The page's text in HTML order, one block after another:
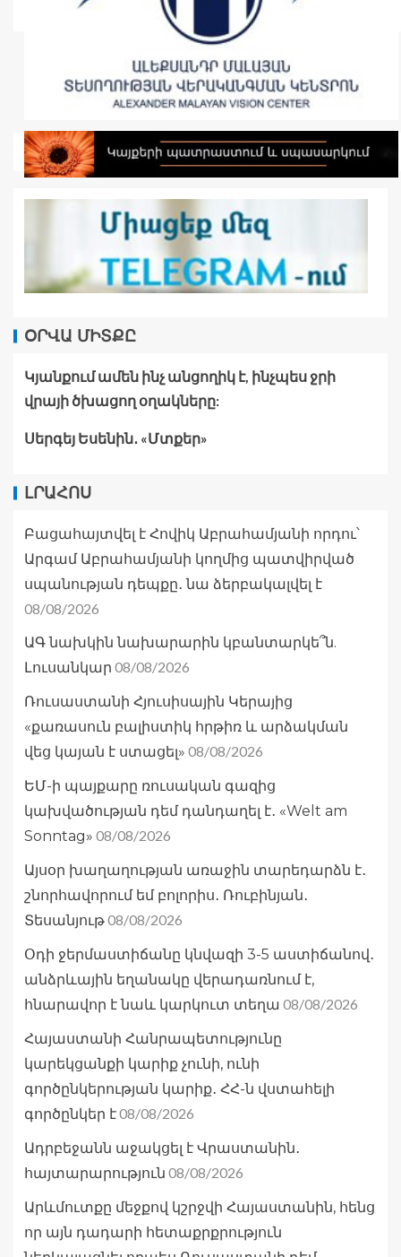
ՕՐՎԱ ՄԻՏՔԸ
Կյանքում ամեն ինչ անցողիկ է, ինչպես ջրի
վրայի ծխացող օղակները:
Սերգեյ Եսենին․ «Մտքեր»
ԼՐԱՀՈՍ
Բացահայտվել է Հովիկ Աբրահամյանի որդու՝
Արգամ Աբրահամյանի կողմից պատվիրված
սպանության դեպքը․ նա ձերբակալվել է
08/08/2026
ԱԳ նախկին նախարարին կբանտարկե՞ն.
Լուսանկար 08/08/2026
Ռուսաստանի Հյուսիսային Կերայից
«քառասուն բալիստիկ հրթիռ և արձակման
վեց կայան է ստացել» 08/08/2026
ԵՄ-ի պայքարը ռուսական գազից
կախվածության դեմ դանդաղել է․ «Welt am
Sonntag» 08/08/2026
Այսօր խաղաղության առաջին տարեդարձն է․
շնորհավորում եմ բոլորիս․ Ռուբինյան․
Տեսանյութ08/08/2026
Օդի ջերմաստիճանը կնվազի 3-5 աստիճանով․
անձրևային եղանակը վերադառնում է,
հնարավոր է նաև կարկուտ տեղա 08/08/2026
Հայաստանի Հանրապետությունը
կարեկցանքի կարիք չունի, ունի
գործընկերության կարիք․ ՀՀ-ն վստահելի
գործընկեր է08/08/2026
Ադրբեջանն աջակցել է Վրաստանին․
հայտարարություն 08/08/2026
Արևմուտքը մեջքով կշրջվի Հայաստանին, հենց
որ այն դադարի հետաքրքրություն